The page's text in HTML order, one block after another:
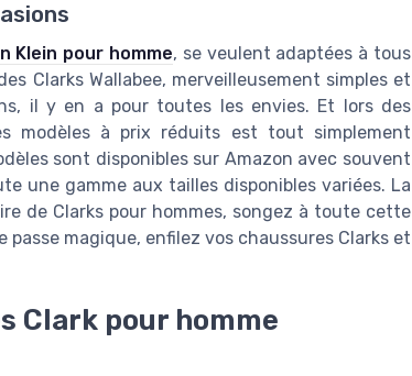
Klein pour homme, se veulent adaptées à tous
Clarks Wallabee, merveilleusement simples et
il y en a pour toutes les envies. Et lors des
modèles à prix réduits est tout simplement
sont disponibles sur Amazon avec souvent
une gamme aux tailles disponibles variées. La
de Clarks pour hommes, songez à toute cette
magique, enfilez vos chaussures Clarks et
Clark pour homme